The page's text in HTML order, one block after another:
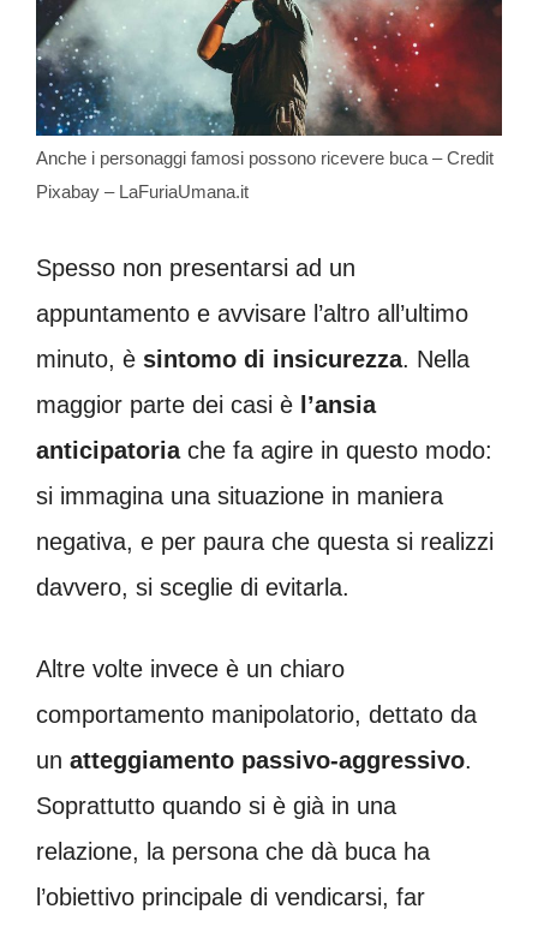
Anche i personaggi famosi possono ricevere buca – Credit
Pixabay – LaFuriaUmana.it
Spesso non presentarsi ad un
appuntamento e avvisare l’altro all’ultimo
minuto, è sintomo di insicurezza. Nella
maggior parte dei casi è l’ansia
anticipatoriache fa agire in questo modo:
si immagina una situazione in maniera
negativa, e per paura che questa si realizzi
davvero, si sceglie di evitarla.
Altre volte invece è un chiaro
comportamento manipolatorio, dettato da
un atteggiamento passivo-aggressivo.
Soprattutto quando si è già in una
relazione, la persona che dà buca ha
l’obiettivo principale di vendicarsi, far